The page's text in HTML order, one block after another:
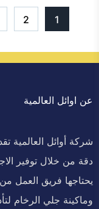
1
2
عن اوائل العالمية
شركة أوائل العالمية
دقة من خلال توفير
يحتاجها فريق العمل
وماكينة جلي الرخام